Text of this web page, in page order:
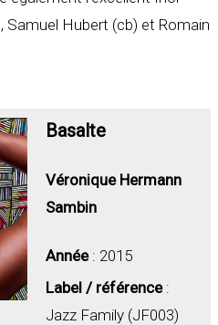
Hubert (cb) et Romain
Basalte
Véronique Hermann
Sambin
Année: 2015
Label / référence:
Jazz Family (JF003)